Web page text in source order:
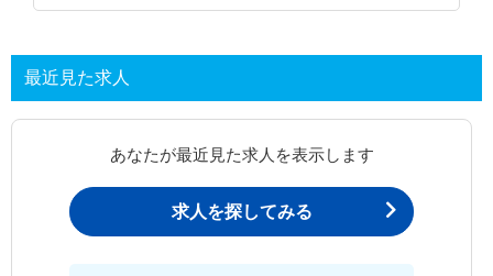
最近見た求人
あなたが最近見た求人を表示します
求人を探してみる